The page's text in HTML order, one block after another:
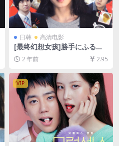
日韩 高清电影
[最终幻想女孩]勝手にふるえ
てろ (2017)[百度网盘+夸克网
盘1080P超清未删减资源][网
盘在线播放/下载][MP4/8.3G
B][中文字幕]
2 年前 2.95
VIP